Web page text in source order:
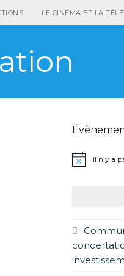
LE CINÉMA ET LA
Il n’y a